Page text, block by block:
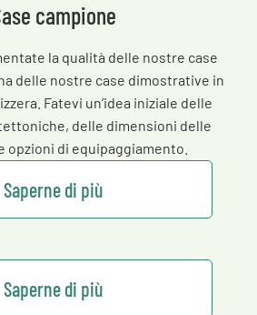
campione
la qualità delle nostre case
delle nostre case dimostrative in
Fatevi un’idea iniziale delle
delle dimensioni delle
opzioni di equipaggiamento.
Saperne di più
Saperne di più